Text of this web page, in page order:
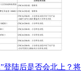
登陆后是否会北上？